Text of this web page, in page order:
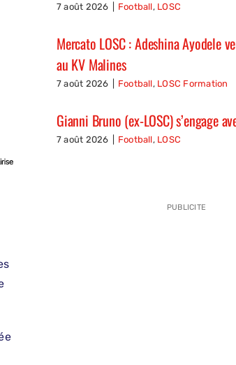
7 août 2026 Football, LOSC
Mercato LOSC : Adeshina Ayodele
au KV Malines
7 août 2026 Football, LOSC Formation
Gianni Bruno (ex-LOSC) s’engage
7 août 2026 Football, LOSC
PUBLICITE